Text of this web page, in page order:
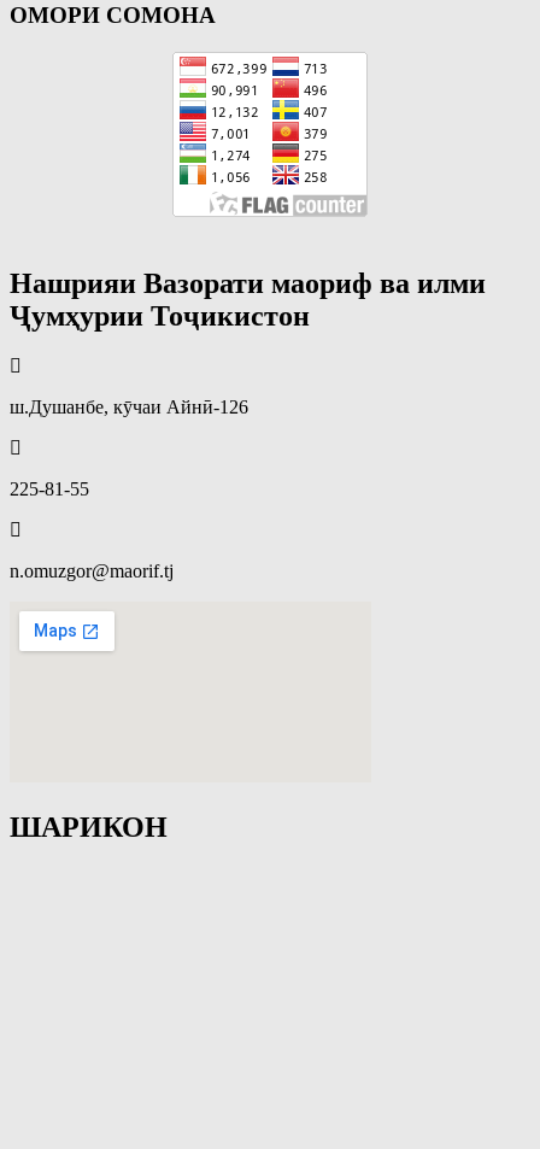
ОМОРИ СОМОНА
Нашрияи Вазорати маориф ва илми
Ҷумҳурии Тоҷикистон
ш.Душанбе, кӯчаи Айнӣ-126
225-81-55
n.omuzgor@maorif.tj
ШАРИКОН